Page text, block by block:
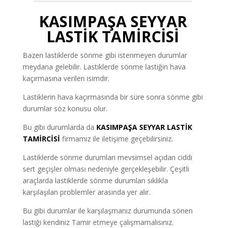
KASIMPAŞA SEYYAR
LASTİK TAMİRCİSİ
Bazen lastiklerde sönme gibi istenmeyen durumlar
meydana gelebilir. Lastiklerde sönme lastiğin hava
kaçırmasına verilen isimdir.
Lastiklerin hava kaçırmasında bir süre sonra sönme gibi
durumlar söz konusu olur.
Bu gibi durumlarda da KASIMPAŞA SEYYAR LASTİK
TAMİRCİSİ firmamız ile iletişime geçebilirsiniz.
Lastiklerde sönme durumları mevsimsel açıdan ciddi
sert geçişler olması nedeniyle gerçekleşebilir. Çeşitli
araçlarda lastiklerde sönme durumları sıklıkla
karşılaşılan problemler arasında yer alır.
Bu gibi durumlar ile karşılaşmanız durumunda sönen
lastiği kendiniz Tamir etmeye çalışmamalısınız.